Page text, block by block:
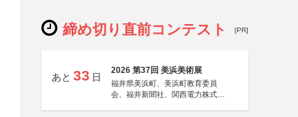
締め切り直前コンテスト [PR]
あと 33 日
2026 第37回 美浜美術展
福井県美浜町、美浜町教育委員
会、福井新聞社、関西電力株式会